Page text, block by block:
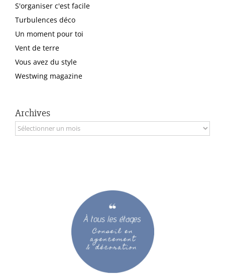
S'organiser c'est facile
Turbulences déco
Un moment pour toi
Vent de terre
Vous avez du style
Westwing magazine
Archives
Archives